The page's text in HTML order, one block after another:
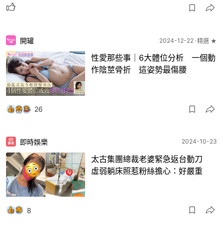
開罐 2024-12-22 精選 ★
性愛那些事｜6大體位分析 一個動
作陰莖骨折 這姿勢最傷腰
26
即時娛樂 2024-10-23
太古集團總裁老婆緊急返台動刀
虛弱躺床照惹粉絲擔心：好嚴重
8